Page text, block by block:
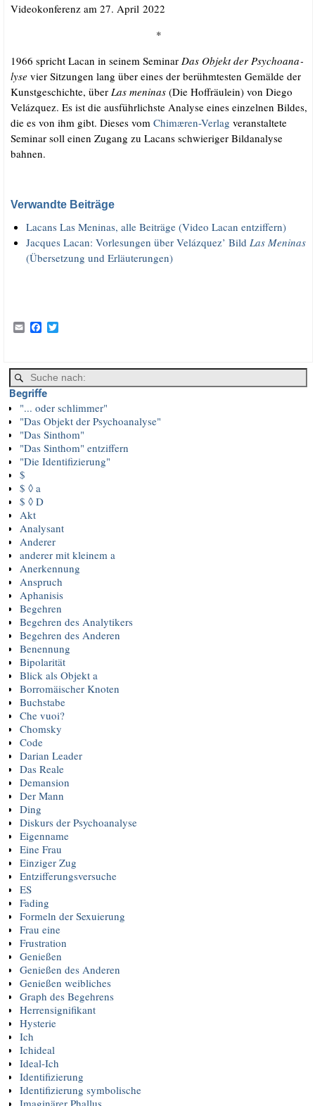
Video­kon­fe­renz am 27. April 2022
*
1966 spricht Lacan in sei­nem Semi­nar Das Objekt der Psy­cho­ana­
ly­se vier Sit­zun­gen lang über eines der berühm­tes­ten Gemäl­de der
Kunst­ge­schich­te, über Las meni­nas(Die Hof­fräu­lein) von Die­go
Veláz­quez. Es ist die aus­führ­lichs­te Ana­ly­se eines ein­zel­nen Bil­des,
die es von ihm gibt. Die­ses vom Chimæ­ren-Ver­lag ver­an­stal­te­te
Semi­nar soll einen Zugang zu Lacans schwie­ri­ger Bild­ana­ly­se
bahnen.
Verwandte Beiträge
Lacans Las Meni­nas, alle Bei­trä­ge (Video Lacan entziffern)
Jac­ques Lacan: Vor­le­sun­gen über Veláz­quez’ BildLas Meni­nas
(Über­set­zung und Erläuterungen)
E
m
l
F
a
b
o
o
k
T
w
t
e
Begriffe
"... oder schlimmer"
"Das Objekt der Psychoanalyse"
"Das Sinthom"
"Das Sinthom" entziffern
"Die Identifizierung"
$
$ ◊ a
$ ◊ D
Akt
Analysant
Anderer
anderer mit kleinem a
Anerkennung
Anspruch
Aphanisis
Begehren
Begehren des Analytikers
Begehren des Anderen
Benennung
Bipolarität
Blick als Objekt a
Borromäischer Knoten
Buchstabe
Che vuoi?
Chomsky
Code
Darian Leader
Das Reale
Demansion
Der Mann
Ding
Diskurs der Psychoanalyse
Eigenname
Eine Frau
Einziger Zug
Entzifferungsversuche
ES
Fading
Formeln der Sexuierung
Frau eine
Frustration
Genießen
Genießen des Anderen
Genießen weibliches
Graph des Begehrens
Herrensignifikant
Hysterie
Ich
Ichideal
Ideal-Ich
Identifizierung
Identifizierung symbolische